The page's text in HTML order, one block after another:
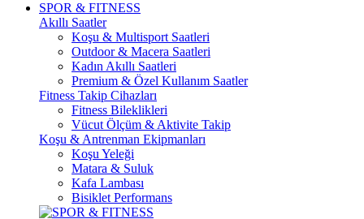
SPOR & FITNESS
Akıllı Saatler
Koşu & Multisport Saatleri
Outdoor & Macera Saatleri
Kadın Akıllı Saatleri
Premium & Özel Kullanım Saatler
Fitness Takip Cihazları
Fitness Bileklikleri
Vücut Ölçüm & Aktivite Takip
Koşu & Antrenman Ekipmanları
Koşu Yeleği
Matara & Suluk
Kafa Lambası
Bisiklet Performans